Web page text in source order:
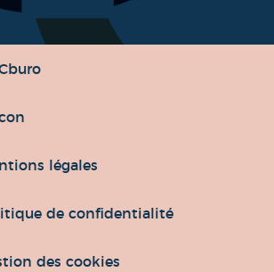
légales
de confidentialité
des cookies